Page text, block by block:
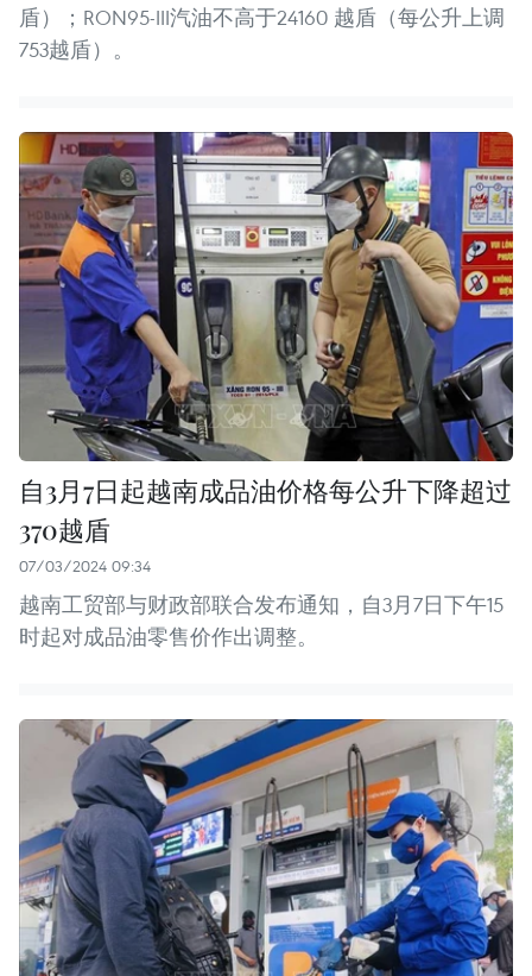
盾）；RON95-III汽油不高于24160 越盾（每公升上调
753越盾）。
自3月7日起越南成品油价格每公升下降超过
370越盾
07/03/2024 09:34
越南工贸部与财政部联合发布通知，自3月7日下午15
时起对成品油零售价作出调整。